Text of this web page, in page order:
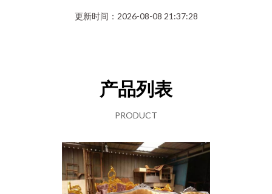
更新时间：2026-08-08 21:37:28
产品列表
PRODUCT